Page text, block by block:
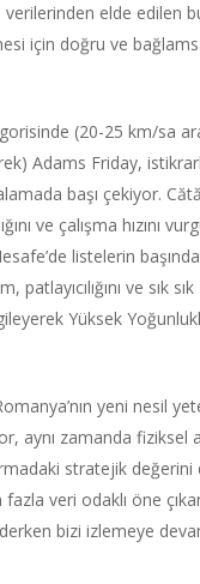
verilerinden elde edilen
için doğru ve
(20-25 km/sa
Adams Friday,
başı çekiyor.
ve çalışma hızını
listelerin
ve sık
Yüksek
yeni nesil
aynı zamanda fiziksel
stratejik değerini
veri odaklı öne
bizi izlemeye